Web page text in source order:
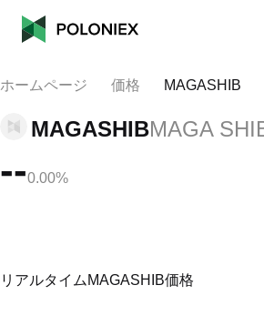
ホームページ 価格 MAGASHIB
MAGASHIBMAGA
--0.00%
リアルタイムMAGASHIB価格